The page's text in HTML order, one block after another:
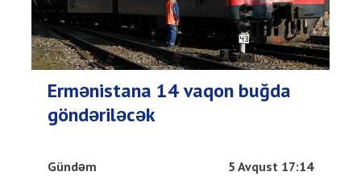
Ermənistana 14 vaqon buğda
göndəriləcək
Gündəm 5 Avqust 17:14